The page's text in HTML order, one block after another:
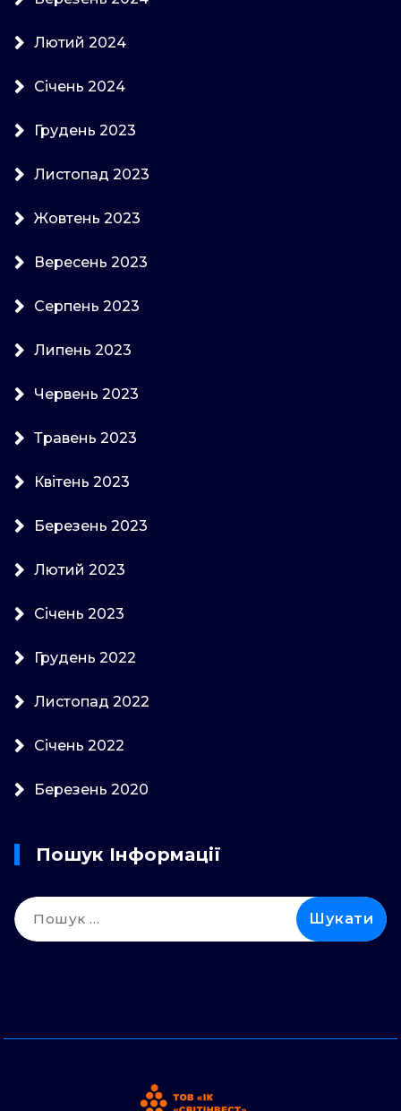
Лютий 2024
Січень 2024
Грудень 2023
Листопад 2023
Жовтень 2023
Вересень 2023
Серпень 2023
Липень 2023
Червень 2023
Травень 2023
Квітень 2023
Березень 2023
Лютий 2023
Січень 2023
Грудень 2022
Листопад 2022
Січень 2022
Березень 2020
Пошук Інформації
Пошук: